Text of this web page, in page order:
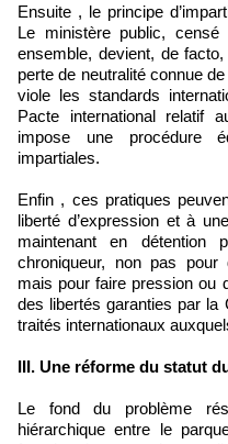
Ensuite , le principe
Le ministère public,
ensemble, devient, de
perte de neutralité connue
viole les standards
Pacte international relatif
impose une procédure
impartiales.
Enfin , ces pratiques
liberté d’expression et à
maintenant en détention
chroniqueur, non pas pour
mais pour faire pression ou
des libertés garanties par la
traités internationaux
III. Une réforme du statut
Le fond du problème
hiérarchique entre le